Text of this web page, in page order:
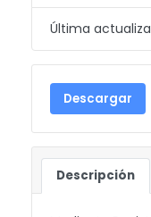
Última
Descargar
Descripción